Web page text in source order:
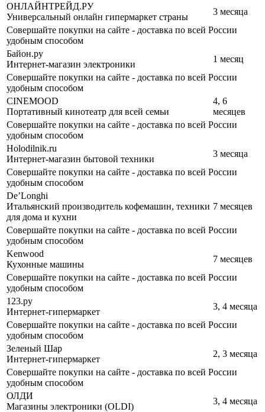
ОНЛАЙНТРЕЙД.РУ
Универсальный онлайн гипермаркет страны
3 месяца
Совершайте покупки на сайте - доставка по всей России
удобным способом
Байон.ру
Интернет-магазин электроники
1 месяц
Совершайте покупки на сайте - доставка по всей России
удобным способом
CINEMOOD
Портативный кинотеатр для всей семьи
4, 6
месяцев
Совершайте покупки на сайте - доставка по всей России
удобным способом
Holodilnik.ru
Интернет-магазин бытовой техники
3 месяца
Совершайте покупки на сайте - доставка по всей России
удобным способом
De’Longhi
Итальянский производитель кофемашин, техники
для дома и кухни
7 месяцев
Совершайте покупки на сайте - доставка по всей России
удобным способом
Kenwood
Кухонные машины
7 месяцев
Совершайте покупки на сайте - доставка по всей России
удобным способом
123.ру
Интернет-гипермаркет
3, 4 месяца
Совершайте покупки на сайте - доставка по всей России
удобным способом
Зеленый Шар
Интернет-гипермаркет
2, 3 месяца
Совершайте покупки на сайте - доставка по всей России
удобным способом
ОЛДИ
Магазины электроники (OLDI)
3, 4 месяца